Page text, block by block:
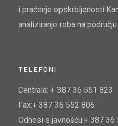
i praćenje opskrbljenosti
analiziranje roba na
TELEFONI
Centrala: + 387 36 551 823
Fax:+ 387 36 552 806
Odnosi s javnošću:+ 387 36